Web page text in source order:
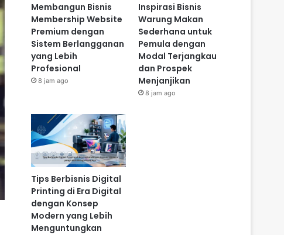
Membangun Bisnis
Membership Website
Premium dengan
Sistem Berlangganan
yang Lebih
Profesional
8 jam ago
Inspirasi Bisnis
Warung Makan
Sederhana untuk
Pemula dengan
Modal Terjangkau
dan Prospek
Menjanjikan
8 jam ago
Tips Berbisnis Digital
Printing di Era Digital
dengan Konsep
Modern yang Lebih
Menguntungkan